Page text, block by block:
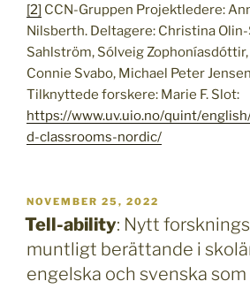
[2] CCN-Gruppen Projektledere:
Nilsberth. Deltagere: Christina
Sahlström, Sólveig
Connie Svabo, Michael Peter
Tilknyttede forskere: Marie F. Slot:
https://www.uv.uio.no/quint/
d-classrooms-nordic/
PUBLICERAT
NOVEMBER 25, 2022
Tell-ability: Nytt
muntligt berättande i
engelska och svenska